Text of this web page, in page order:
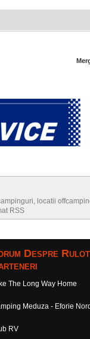
locatii
RSS
Despre
The Long Way Home
Meduza - Eforie
RV